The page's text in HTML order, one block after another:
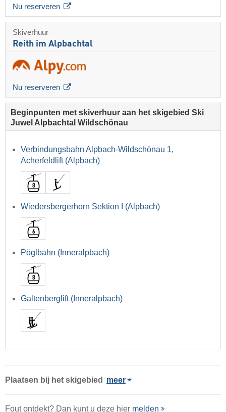
Nu reserveren
Skiverhuur
Reith im Alpbachtal
Nu reserveren
Beginpunten met skiverhuur aan het skigebied Ski
Juwel Alpbachtal Wildschönau
Verbindungsbahn Alpbach-Wildschönau 1,
Acherfeldlift (Alpbach)
Wiedersbergerhorn Sektion I (Alpbach)
Pöglbahn (Inneralpbach)
Galtenberglift (Inneralpbach)
Plaatsen bij het skigebied meer
Fout ontdekt? Dan kunt u deze hier melden